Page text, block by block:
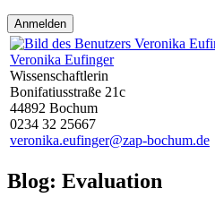
Veronika Eufinger
Wissenschaftlerin
Bonifatiusstraße 21c
44892 Bochum
0234 32 25667
veronika.eufinger@zap-bochum.de
Blog: Evaluation